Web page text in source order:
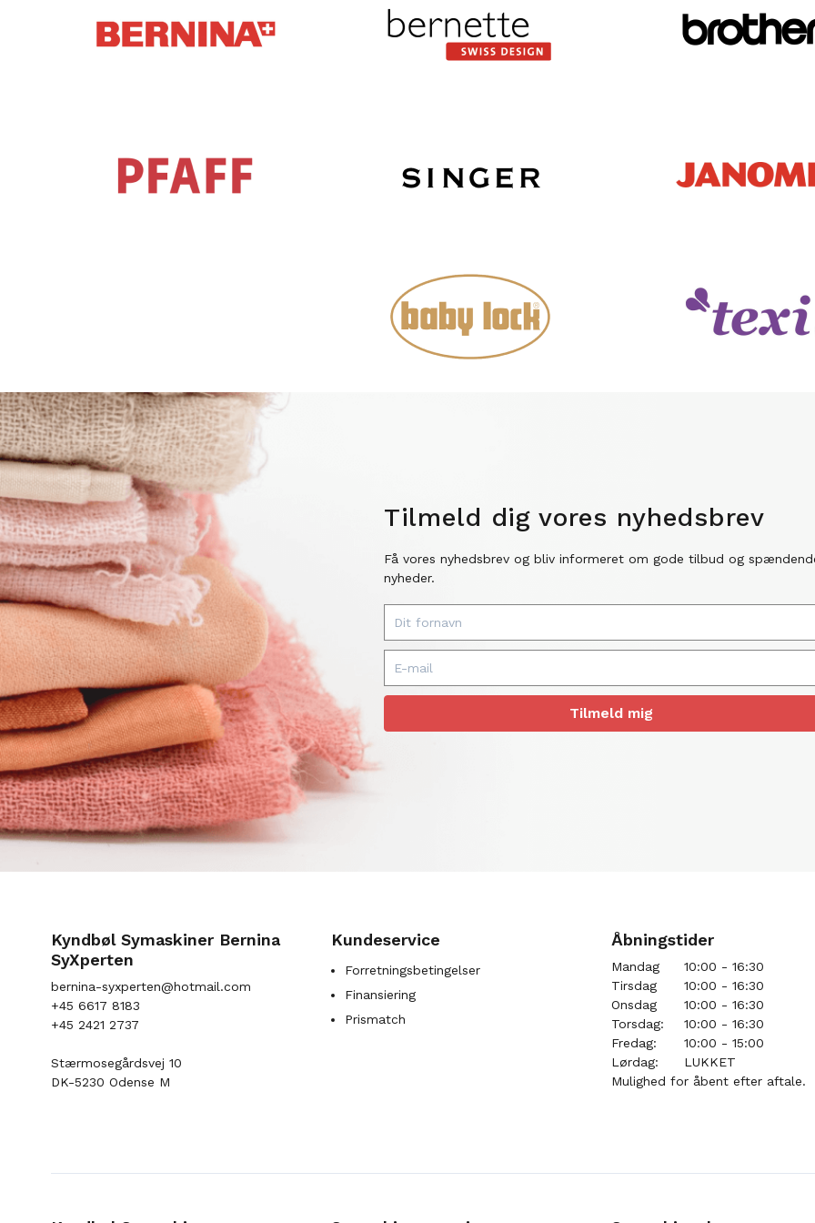
Tilmeld dig vores nyhedsbrev
Få vores nyhedsbrev og bliv informeret om gode tilbud og
nyheder.
Tilmeld mig
Kyndbøl Symaskiner Bernina
SyXperten
bernina-syxperten@hotmail.com
+45 6617 8183
+45 2421 2737
Stærmosegårdsvej 10
DK-5230 Odense M
Kundeservice
Forretningsbetingelser
Finansiering
Prismatch
Åbningstider
Mandag
10:00 - 16:30
Tirsdag
10:00 - 16:30
Onsdag
10:00 - 16:30
Torsdag:
10:00 - 16:30
Fredag:
10:00 - 15:00
Lørdag:
LUKKET
Mulighed for åbent efter aftale.